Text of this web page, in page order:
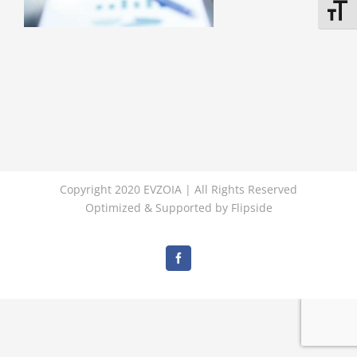
Copyright 2020 EVZOIA | All Rights Reserved
Optimized & Supported by Flipside
Facebook